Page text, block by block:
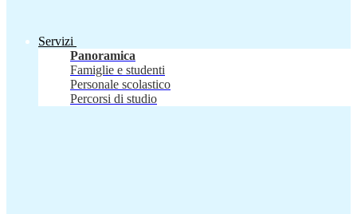
Servizi
Panoramica
Famiglie e studenti
Personale scolastico
Percorsi di studio